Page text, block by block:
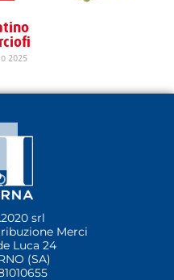
2025
srl
Merci
Luca 24
(SA)